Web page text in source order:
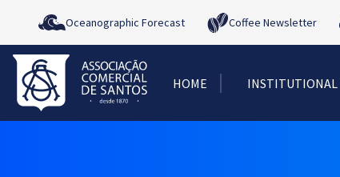
Oceanographic Forecast Coffee Newsletter
HOME INSTITUTIONAL